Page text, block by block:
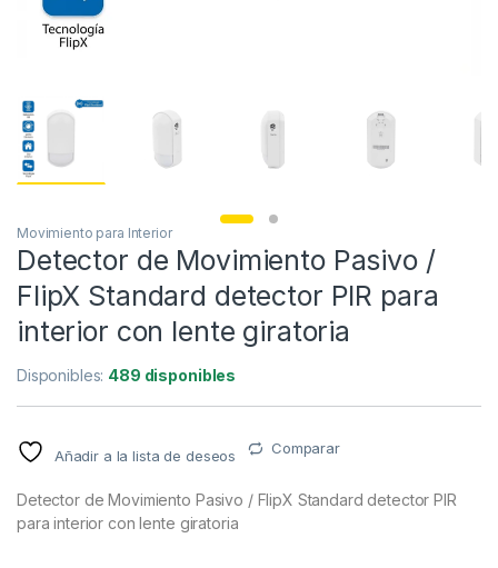
Movimiento para Interior
Detector de Movimiento Pasivo /
FlipX Standard detector PIR para
interior con lente giratoria
Disponibles: 489 disponibles
Añadir a la lista de deseos Comparar
Detector de Movimiento Pasivo / FlipX Standard detector PIR
para interior con lente giratoria